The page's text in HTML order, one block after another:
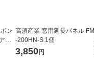
ン
ゼ
ト
高須産業 窓用延長パネル FM
-200HN-S 1個
3,850円